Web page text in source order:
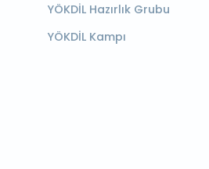
YÖKDİL Hazırlık Grubu
YÖKDİL Kampı